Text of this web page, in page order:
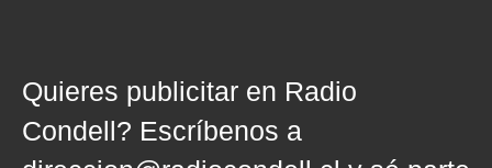
Quieres publicitar en Radio
Condell? Escríbenos a